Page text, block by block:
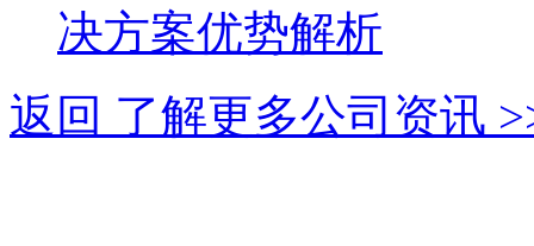
决方案优势解析
返回 了解更多公司资讯